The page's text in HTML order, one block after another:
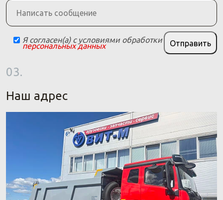
Я согласен(а) с условиями обработки
персональных данных Отправить
03.
Наш адрес